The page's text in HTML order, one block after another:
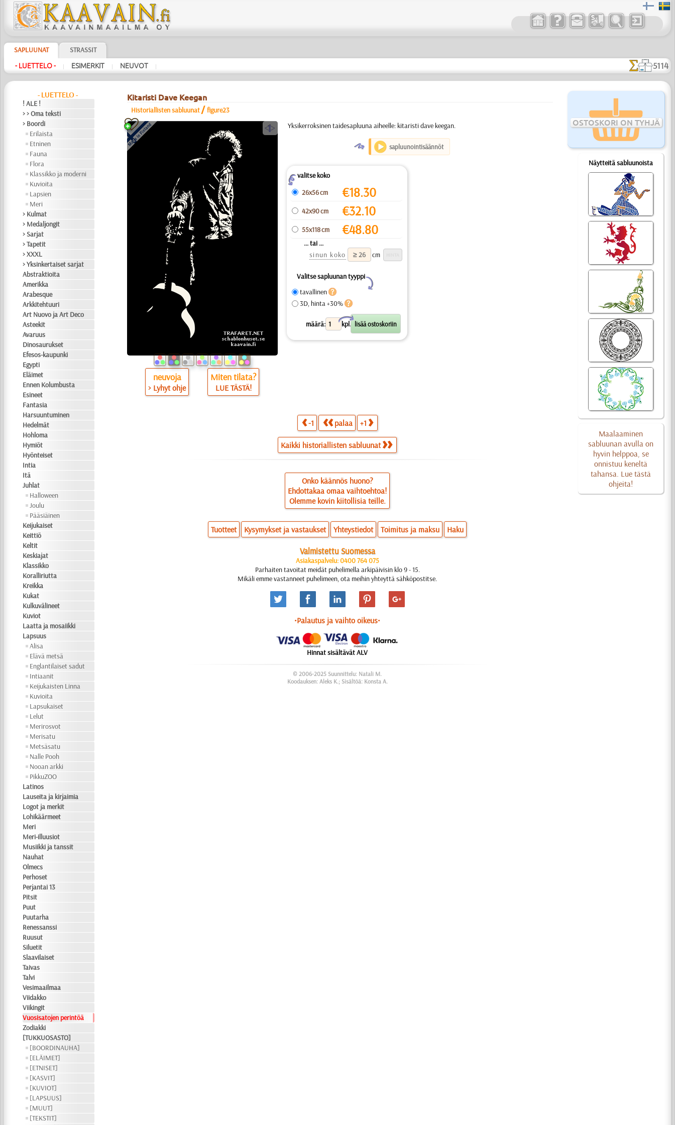
SAPLUUNAT STRASSIT
- LUETTELO - | ESIMERKIT | NEUVOT | 5114
- LUETTELO -
! ALE !
> > Oma teksti
> Boordi
Erilaista
Etninen
Fauna
Flora
Klassikko ja moderni
Kuvioita
Lapsien
Meri
> Kulmat
> Medaljongit
> Sarjat
> Tapetit
> XXXL
> Yksinkertaiset sarjat
Abstraktioita
Amerikka
Arabesque
Arkkitehtuuri
Art Nuovo ja Art Deco
Asteekit
Avaruus
Dinosaurukset
Efesos-kaupunki
Egypti
Eläimet
Ennen Kolumbusta
Esineet
Fantasia
Harsuuntuminen
Hedelmät
Hohloma
Hymiöt
Hyönteiset
Intia
Itä
Juhlat
Halloween
Joulu
Pääsiäinen
Keijukaiset
Keittiö
Keltit
Keskiajat
Klassikko
Koralliriutta
Kreikka
Kukat
Kulkuvälineet
Kuviot
Laatta ja mosaiikki
Lapsuus
Alisa
Elävä metsä
Englantilaiset sadut
Intiaanit
Keijukaisten Linna
Kuvioita
Lapsukaiset
Lelut
Merirosvot
Merisatu
Metsäsatu
Nalle Pooh
Nooan arkki
PikkuZOO
Latinos
Lauseita ja kirjaimia
Logot ja merkit
Lohikäärmeet
Meri
Meri-illuusiot
Musiikki ja tanssit
Nauhat
Olmecs
Perhoset
Perjantai 13
Pitsit
Puut
Puutarha
Renessanssi
Ruusut
Siluetit
Slaavilaiset
Taivas
Talvi
Vesimaailmaa
Viidakko
Viikingit
Vuosisatojen perintöä
Zodiakki
[TUKKUOSASTO]
[BOORDINAUHA]
[ELÄIMET]
[ETNISET]
[KASVIT]
[KUVIOT]
[LAPSUUS]
[MUUT]
[TEKSTIT]
OSTOSKORI ON TYHJÄ
Näytteitä sabluunoista
Maalaaminen
sabluunan avulla on
hyvin helppoa, se
onnistuu keneltä
tahansa. Lue tästä
ohjeita!
Kitaristi Dave Keegan
Historiallisten sabluunat /figure23
a
neuvoja
> Lyhyt ohje
Miten tilata?
LUE TÄSTÄ!
Yksikerroksinen taidesapluuna aiheelle: kitaristi dave keegan.
O sapluunointisäännöt
Zvalitse koko
26x56 cm
€18.30
42x90 cm €32.10
55x118 cm €48.80
... tai ...
sinun koko
cm
Valitse sapluunan tyyppi
Y
tavallinen
3D, hinta +30%
määrä: kpl.
X
-1 palaa +1
Kaikki historiallisten sabluunat
Onko käännös huono?
Ehdottakaa omaa vaihtoehtoa!
Olemme kovin kiitollisia teille.
Tuotteet Kysymykset ja vastaukset Yhteystiedot Toimitus ja maksu Haku
Valmistettu Suomessa
Asiakaspalvelu: 0400 764 075
Parhaiten tavoitat meidät puhelimella arkipäivisin klo 9 - 15.
Mikäli emme vastanneet puhelimeen, ota meihin yhteyttä sähköpostitse.
•Palautus ja vaihto oikeus•
Hinnat sisältävät ALV
© 2006-2025 Suunnittelu: Natali M.
Koodauksen: Aleks K.; Sisältöä: Konsta A.